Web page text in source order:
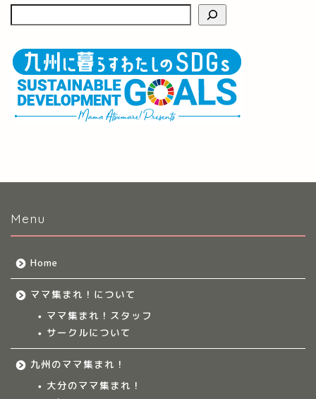
Menu
Home
ママ集まれ！について
ママ集まれ！スタッフ
サークルについて
九州のママ集まれ！
大分のママ集まれ！